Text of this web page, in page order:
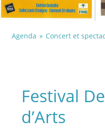
Agenda Concert et
Festival
d’Arts